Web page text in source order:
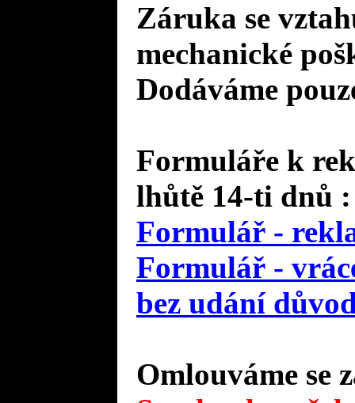
Záruka se
mechanické
Dodáváme
Formuláře k
lhůtě 14-ti dnů :
Formulář -
Formulář -
bez udání
Omlouváme se